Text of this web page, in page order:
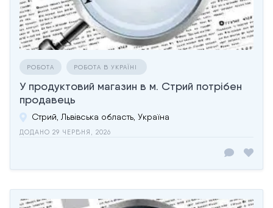
РОБОТА РОБОТА В УКРАЇНІ
У продуктовий магазин в м. Стрий потрібен
продавець
Стрий, Львівська область, Україна
ДОДАНО 29 ЧЕРВНЯ, 2026